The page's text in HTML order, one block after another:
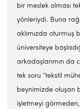
bir meslek olması
yönleriydi. Buna
aklımızda oturmuş
üniversiteye
arkadaşlarımın da
tek soru “tekstil
beynimizde oluşan
işletmeyi